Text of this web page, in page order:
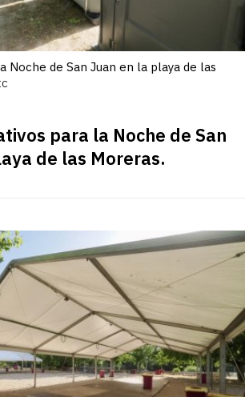
Noche de San Juan en la playa de las
para la Noche de San
de las Moreras.